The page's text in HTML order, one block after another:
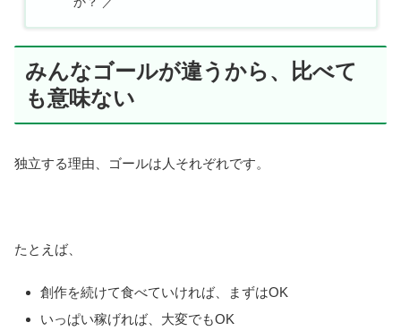
みんなゴールが違うから、比べて
も意味ない
独立する理由、ゴールは人それぞれです。
たとえば、
創作を続けて食べていければ、まずはOK
いっぱい稼げれば、大変でもOK